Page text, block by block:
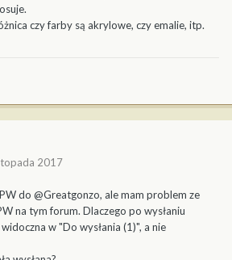
czy farby są akrylowe, czy emalie, itp.
2017
do @Greatgonzo, ale mam problem ze
na tym forum. Dlaczego po wysłaniu
w "Do wysłania (1)", a nie